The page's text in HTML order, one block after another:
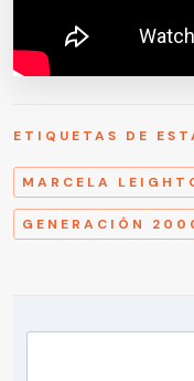
ETIQUETAS DE
MARCELA
GENERACIÓN